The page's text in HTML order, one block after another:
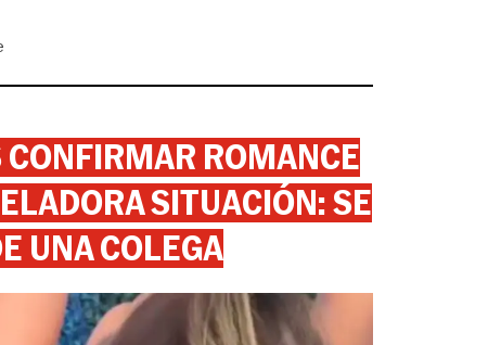
ROMANCE
SITUACIÓN: SE
UNA COLEGA